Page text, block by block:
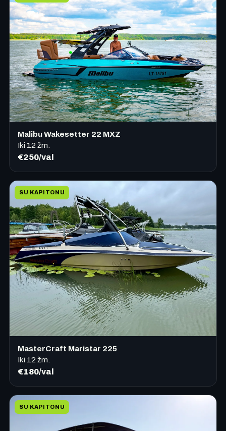
Malibu Wakesetter 22 MXZ
Iki 12 žm.
€250/val
SU KAPITONU
MasterCraft Maristar 225
Iki 12 žm.
€180/val
SU KAPITONU